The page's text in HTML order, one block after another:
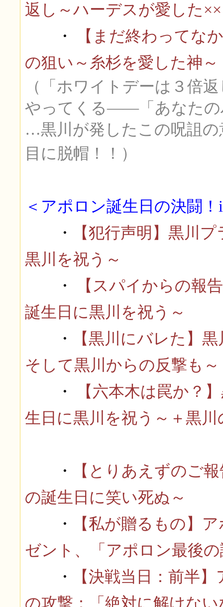
返し～ハーデスが愛した
・
【まだ終わってな
の狙い～糸杉を愛した神～
（「ホワイトデーは３倍
やってくる――「あなたの
…黒川が発したこの呪詛
目に脱帽！！）
＜アポロン誕生日の決闘
・
【犯行声明】黒川
黒川を祝う～
・
【スパイからの報
誕生日に黒川を祝う～
・
【黒川にバレた】
そして黒川からの反撃も～
・
【六本木は罠か？
生日に黒川を祝う～＋黒
・
【とりあえずのご
の誕生日に笑い死ぬ～
・
【私が贈るもの】
ゼント、「アポロン最後
・
【決戦当日：前半
の攻撃：「絶対に解けな